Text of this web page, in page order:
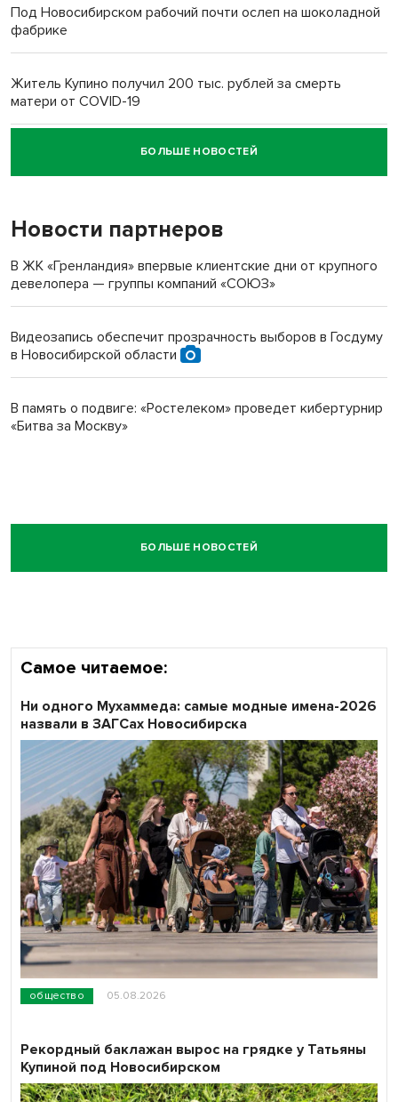
Под Новосибирском рабочий почти ослеп на шоколадной
фабрике
Житель Купино получил 200 тыс. рублей за смерть
матери от COVID-19
Новосибирский суд наказал водителя за смерть
пенсионерки на вокзале
БОЛЬШЕ НОВОСТЕЙ
Новости партнеров
В ЖК «Гренландия» впервые клиентские дни от крупного
девелопера — группы компаний «СОЮЗ»
Видеозапись обеспечит прозрачность выборов в Госдуму
в Новосибирской области
В память о подвиге: «Ростелеком» проведет кибертурнир
«Битва за Москву»
БОЛЬШЕ НОВОСТЕЙ
Самое читаемое:
общество 05.08.2026
Ни одного Мухаммеда: самые модные имена-2026
назвали в ЗАГСах Новосибирска
Рекордный баклажан вырос на грядке у Татьяны
Купиной под Новосибирском